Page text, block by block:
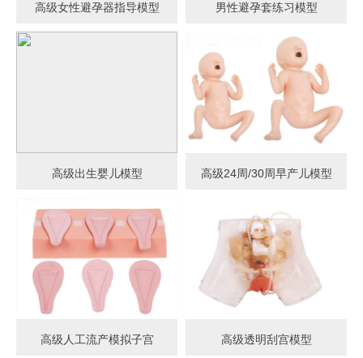
高级女性避孕器指导模型 男性避孕套练习模型
高级出生婴儿模型 高级24周/30周早产儿模型
高级人工流产模拟子宫 高级透明刮宫模型